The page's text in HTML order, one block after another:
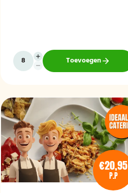
Toevoegen
€20,95
P.P